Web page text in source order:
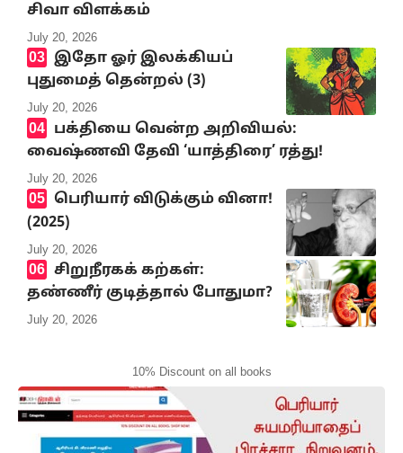
சிவா விளக்கம்
July 20, 2026
இதோ ஓர் இலக்கியப்
புதுமைத் தென்றல் (3)
July 20, 2026
பக்தியை வென்ற அறிவியல்:
வைஷ்ணவி தேவி ‘யாத்திரை’ ரத்து!
July 20, 2026
பெரியார் விடுக்கும் வினா!
(2025)
July 20, 2026
சிறுநீரகக் கற்கள்:
தண்ணீர் குடித்தால் போதுமா?
July 20, 2026
10% Discount on all books